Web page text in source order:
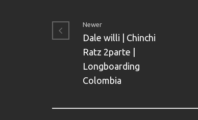
Newer
Dale willi | Chinchi
Ratz 2parte |
Longboarding
Colombia